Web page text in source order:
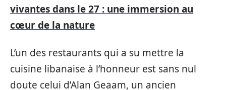
vivantes dans le 27 : une immersion au
cœur de la nature
L’un des restaurants qui a su mettre la
cuisine libanaise à l’honneur est sans nul
doute celui d’Alan Geaam, un ancien